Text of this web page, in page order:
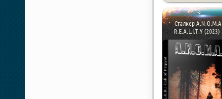
Сталкер
R.E.A.L.I.T.Y (2023)